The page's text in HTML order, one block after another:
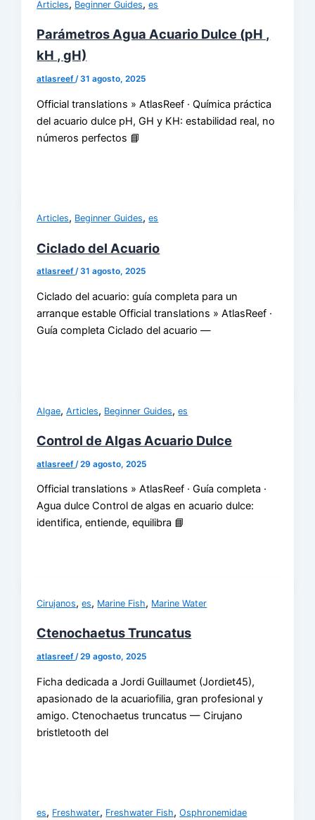
Articles, Beginner Guides,es
Parámetros Agua Acuario Dulce (pH ,
kH , gH)
atlasreef/31 agosto, 2025
Official translations » AtlasReef · Química práctica
del acuario dulce pH, GH y KH: estabilidad real, no
números perfectos 📘
Articles, Beginner Guides,es
Ciclado del Acuario
atlasreef/31 agosto, 2025
Ciclado del acuario: guía completa para un
arranque estable Official translations » AtlasReef ·
Guía completa Ciclado del acuario —
Algae,Articles, Beginner Guides,es
Control de Algas Acuario Dulce
atlasreef /29 agosto, 2025
Official translations » AtlasReef · Guía completa ·
Agua dulce Control de algas en acuario dulce:
identifica, entiende, equilibra 📘
Cirujanos,es, Marine Fish, Marine Water
Ctenochaetus Truncatus
atlasreef/29 agosto, 2025
Ficha dedicada a Jordi Guillaumet (Jordiet45),
apasionado de la acuariofilia, gran profesional y
amigo. Ctenochaetus truncatus — Cirujano
bristletooth del
es, Freshwater, Freshwater Fish,Osphronemidae